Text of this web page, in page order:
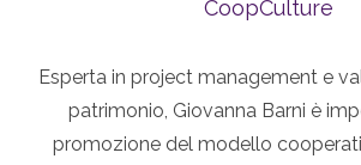
CoopCulture
Esperta in project management e
patrimonio, Giovanna Barni è
promozione del modello